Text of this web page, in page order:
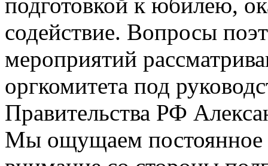
подготовкой к юбилею,
содействие. Вопросы
мероприятий
оргкомитета под
Правительства РФ
Мы ощущаем постоянное